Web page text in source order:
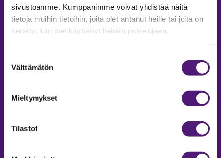
sivustoamme. Kumppanimme voivat yhdistää näitä
tietoja muihin tietoihin, joita olet antanut heille tai joita on
kerätty, kun olet käyttänyt heidän palvelujaan.
valinta
Välttämätön
Mieltymykset
Tilastot
MAJOITUS
Tiedustelut & Varaukset